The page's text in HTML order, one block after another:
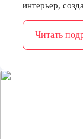
интерьер,
атмосферу на
тем более,
Читать